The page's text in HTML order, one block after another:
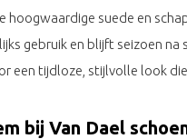
hoogwaardige suede en
gebruik en blijft seizoen
een tijdloze, stijlvolle look
bij Van Dael